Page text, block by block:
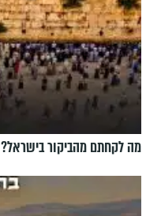
מה לקחתם מהביקור בישראל?